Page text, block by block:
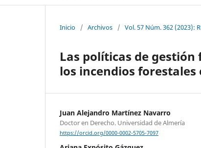
Inicio / Archivos / Vol. 57 Núm. 362 (2023):
Las políticas de
los incendios forestales
Juan Alejandro Martínez Navarro
Doctor en Derecho. Universidad de Almería
https://orcid.org/0000-0002-5705-7097